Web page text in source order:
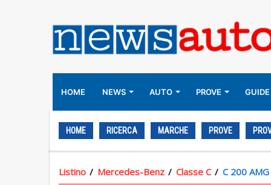
HOME NEWS AUTO PROVE GUIDE
HOME RICERCA MARCHE PROVE
Listino Mercedes-Benz Classe C C 200